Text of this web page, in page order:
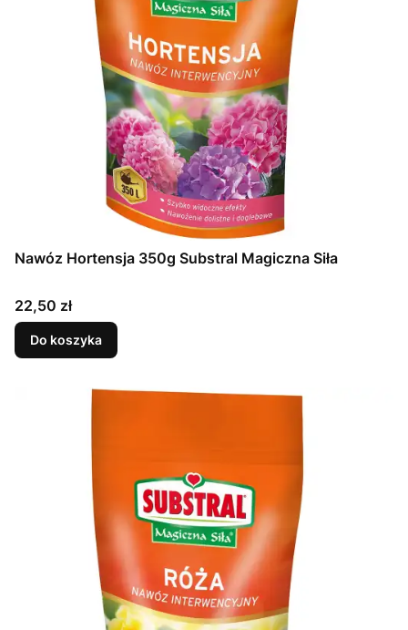
Nawóz Hortensja 350g Substral Magiczna Siła
Cena
22,50 zł
Do koszyka